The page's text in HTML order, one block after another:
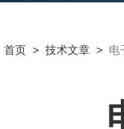
首页 > 技术文章 > 电